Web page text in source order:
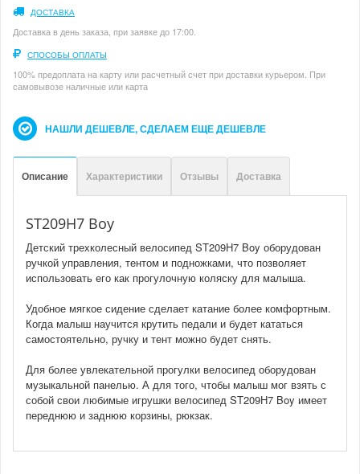
ДОСТАВКА
Доставка в день заказа, при заявке до 17:00.
СПОСОБЫ ОПЛАТЫ
100% предоплата на карту или расчетный счет при доставки курьером. При
самовывозе наличные или карта
НАШЛИ ДЕШЕВЛЕ, СДЕЛАЕМ ЕЩЕ ДЕШЕВЛЕ
Описание Характеристики Отзывы Доставка
ST209H7 Boy
Детский трехколесный велосипед ST209H7 Boy оборудован
ручкой управления, тентом и подножками, что позволяет
использовать его как прогулочную коляску для малыша.
Удобное мягкое сидение сделает катание более комфортным.
Когда малыш научится крутить педали и будет кататься
самостоятельно, ручку и тент можно будет снять.
Для более увлекательной прогулки велосипед оборудован
музыкальной панелью. А для того, чтобы малыш мог взять с
собой свои любимые игрушки велосипед ST209H7 Boy имеет
переднюю и заднюю корзины, рюкзак.